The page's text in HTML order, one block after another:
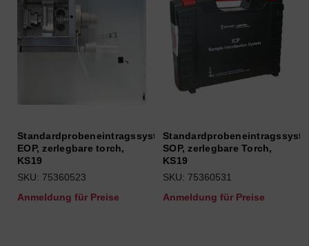
Standardprobeneintragssystem
EOP, zerlegbare torch,
KS19
SKU: 75360523
Anmeldung für Preise
SOP, zerlegbare Torch,
KS19
SKU: 75360531
Anmeldung für Preise